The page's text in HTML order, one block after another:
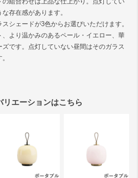
存在感があります。
シェードが3色からお選びいただけます。
より温かみのあるペール・イエロー、華
です。点灯していない昼間はそのガラス
リエーションはこちら